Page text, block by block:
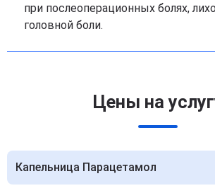
при послеоперационных болях,
головной боли.
Цены на
Капельница Парацетамол